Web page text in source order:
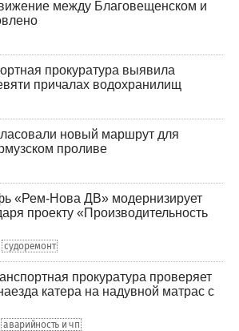
между Благовещенском и
прокуратура выявила
причалах водохранилищ
новый маршрут для
проливе
«Рем-Нова ДВ» модернизирует
проекту «Производительность
судоремонт
прокуратура проверяет
катера на надувной матрас с
аварийность и чп